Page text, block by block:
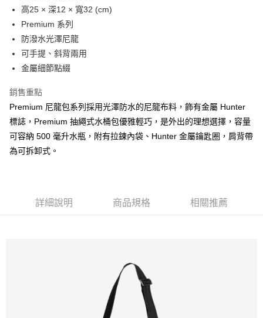
貨到付款
運送方式
付款後萊爾富取貨
付款後7-11取貨
免運費
高25 × 深12 × 寬32 (cm)
Premium 系列
防潑水光澤尼龍
可手提、斜背兩用
金屬細節點綴
銷售重點
Premium 尼龍包系列採用光澤防水的尼龍布料，飾有金屬 Hunter
標誌，Premium 抽繩式水桶包優雅輕巧，是外出的理想選擇，容量
可容納 500 毫升水瓶，附有拉鍊內袋、Hunter 金屬鑰匙圈，肩背帶
為可拆卸式。
詳細說明 商品規格 相關推薦